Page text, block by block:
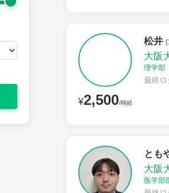
¥2,500/時給
松井
大阪
理学部
最終ロ
とも
大阪
医学部